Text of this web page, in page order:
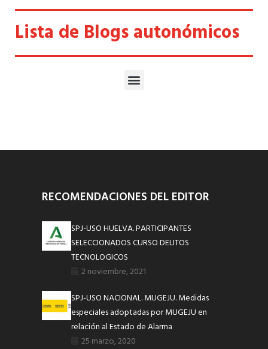
Lista de Blogs autonómicos
RECOMENDACIONES DEL EDITOR
SPJ-USO HUELVA. PARTICIPANTES
SELECCIONADOS CURSO DELITOS
TECNOLOGICOS
2 noviembre, 2021
SPJ-USO NACIONAL. MUGEJU. Medidas
especiales adoptadas por MUGEJU en
relación al Estado de Alarma
25 marzo, 2020